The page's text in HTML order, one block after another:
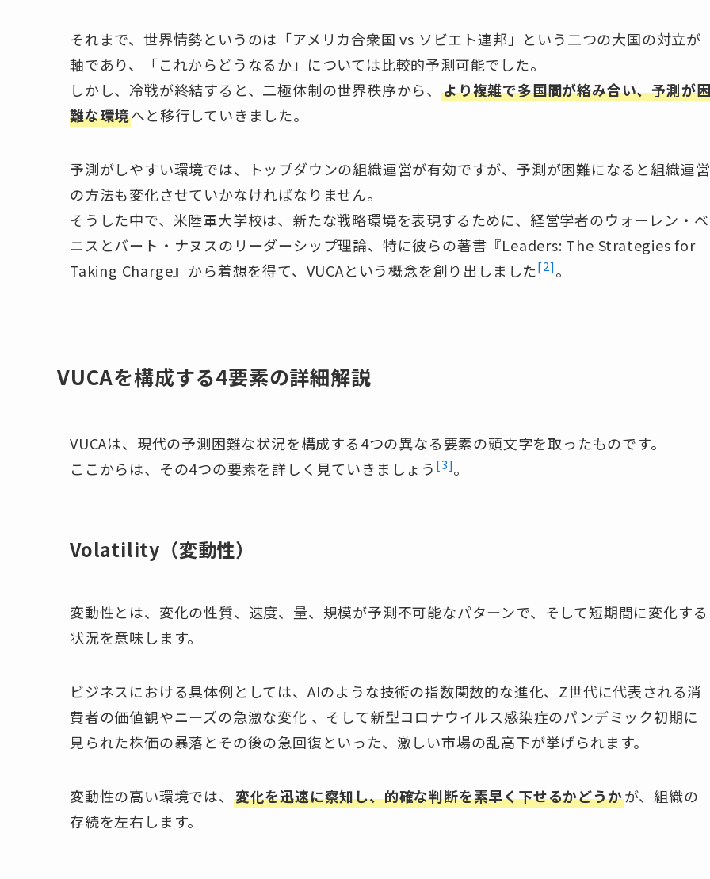
それまで、世界情勢というのは「アメリカ合衆国 vs ソビエト連邦」という二つの大国の対立が
軸であり、「これからどうなるか」については比較的予測可能でした。
しかし、冷戦が終結すると、二極体制の世界秩序から、 より複雑で多国間が絡み合い、予測が
難な環境へと移行していきました。
予測がしやすい環境では、トップダウンの組織運営が有効ですが、予測が困難になると組織運営
の方法も変化させていかなければなりません。
そうした中で、米陸軍大学校は、新たな戦略環境を表現するために、経営学者のウォーレン・ベ
ニスとバート・ナヌスのリーダーシップ理論、特に彼らの著書『Leaders: The Strategies for
Taking Charge』から着想を得て、VUCAという概念を創り出しました[2]。
VUCAを構成する4要素の詳細解説
VUCAは、現代の予測困難な状況を構成する4つの異なる要素の頭文字を取ったものです。
ここからは、その4つの要素を詳しく見ていきましょう [3]。
Volatility（変動性）
変動性とは、変化の性質、速度、量、規模が予測不可能なパターンで、そして短期間に変化する
状況を意味します。
ビジネスにおける具体例としては、AIのような技術の指数関数的な進化、Z世代に代表される消
費者の価値観やニーズの急激な変化 、そして新型コロナウイルス感染症のパンデミック初期に
見られた株価の暴落とその後の急回復といった、激しい市場の乱高下が挙げられます。
変動性の高い環境では、 変化を迅速に察知し、的確な判断を素早く下せるかどうかが、組織の
存続を左右します。